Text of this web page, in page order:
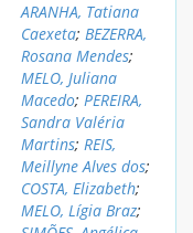
ARANHA, Tatiana
Caexeta; BEZERRA,
Rosana Mendes;
MELO, Juliana
Macedo; PEREIRA,
Sandra Valéria
Martins; REIS,
Meillyne Alves dos;
COSTA, Elizabeth;
MELO, Lígia Braz;